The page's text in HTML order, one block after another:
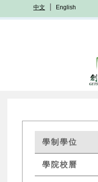
至
中文 English
GETs
Academics
Menu
學制學位
學院校曆